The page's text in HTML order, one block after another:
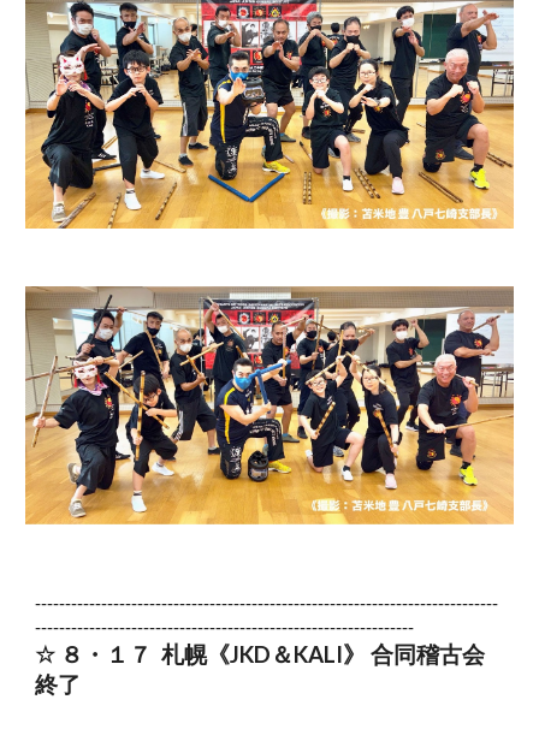
-----------------------------------------------------------------------------
---------------------------------------------------------------
☆ ８・１ ７ 札幌《JKD＆KALI》 合同稽古会
終了